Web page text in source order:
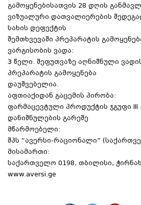
გამოყენებისათვის 28 დღის
ვიზუალური დათვალიერების
სახის დეფექტის
შემთხვევაში პრეპარატის
ვარგისობის ვადა:
3 წელი. შეფუთვაზე აღნიშნული
პრეპარატის გამოყენება
დაუშვებელია.
აფთიაქიდან გაცემის პირობა:
ფარმაცევტული პროდუქტის ჯგუფი III
დანიშნულების გარეშე
მწარმოებელი:
შპს “ავერსი-რაციონალი”
მისამართი:
საქართველო 0198, თბილისი,
www.aversi.ge